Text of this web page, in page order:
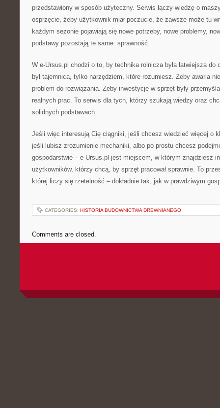
przedstawiony w sposób użyteczny. Serwis łączy wiedzę o
osprzęcie, żeby użytkownik miał poczucie, że zawsze może tu
każdym sezonie pojawiają się nowe potrzeby, nowe problemy,
podstawy pozostają te same: sprawność.
W e-Ursus.pl chodzi o to, by technika rolnicza była łatwiejsza do
był tajemnicą, tylko narzędziem, które rozumiesz. Żeby awaria
problem do rozwiązania. Żeby inwestycje w sprzęt były
realnych prac. To serwis dla tych, którzy szukają wiedzy oraz
solidnych podstawach.
Jeśli więc interesują Cię ciągniki, jeśli chcesz wiedzieć więcej o
jeśli lubisz zrozumienie mechaniki, albo po prostu chcesz
gospodarstwie – e-Ursus.pl jest miejscem, w którym znajdziesz
użytkowników, którzy chcą, by sprzęt pracował sprawnie. To
której liczy się rzetelność – dokładnie tak, jak w prawdziwym
CATEGORIES: HISTORIA BUDOWNICTWA DREWNIANEGO
Comments are closed.